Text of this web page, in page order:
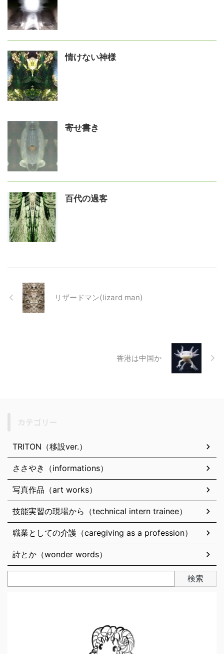
情けない神様
寄せ書き
百代の過客
リザードマン(lizard man)
香港は中国か
TRITON（移設ver.）
ささやき（informations）
写真作品（art works）
技能実習の現場から（technical intern trainee）
職業としての介護（caregiving as a profession）
詩とか（wonder words）
検索